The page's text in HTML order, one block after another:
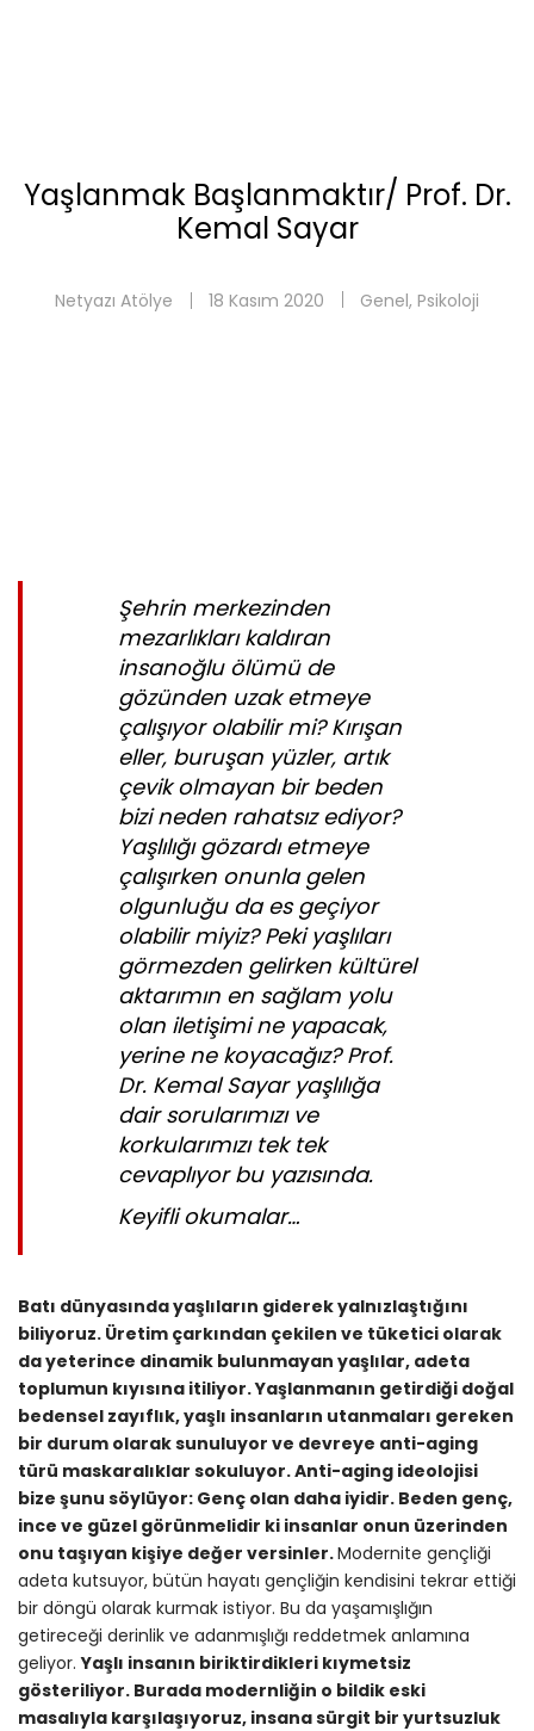
Yaşlanmak Başlanmaktır/ Prof. Dr.
Kemal Sayar
Netyazı Atölye 18 Kasım 2020 Genel, Psikoloji
Şehrin merkezinden
mezarlıkları kaldıran
insanoğlu ölümü de
gözünden uzak etmeye
çalışıyor olabilir mi? Kırışan
eller, buruşan yüzler, artık
çevik olmayan bir beden
bizi neden rahatsız ediyor?
Yaşlılığı gözardı etmeye
çalışırken onunla gelen
olgunluğu da es geçiyor
olabilir miyiz? Peki yaşlıları
görmezden gelirken kültürel
aktarımın en sağlam yolu
olan iletişimi ne yapacak,
yerine ne koyacağız? Prof.
Dr. Kemal Sayar yaşlılığa
dair sorularımızı ve
korkularımızı tek tek
cevaplıyor bu yazısında.
Keyifli okumalar…
Batı dünyasında yaşlıların giderek yalnızlaştığını
biliyoruz. Üretim çarkından çekilen ve tüketici olarak
da yeterince dinamik bulunmayan yaşlılar, adeta
toplumun kıyısına itiliyor. Yaşlanmanın getirdiği doğal
bedensel zayıflık, yaşlı insanların utanmaları gereken
bir durum olarak sunuluyor ve devreye anti-aging
türü maskaralıklar sokuluyor. Anti-aging ideolojisi
bize şunu söylüyor: Genç olan daha iyidir. Beden genç,
ince ve güzel görünmelidir ki insanlar onun üzerinden
onu taşıyan kişiye değer versinler.Modernite gençliği
adeta kutsuyor, bütün hayatı gençliğin kendisini tekrar ettiği
bir döngü olarak kurmak istiyor. Bu da yaşamışlığın
getireceği derinlik ve adanmışlığı reddetmek anlamına
geliyor.Yaşlı insanın biriktirdikleri kıymetsiz
gösteriliyor. Burada modernliğin o bildik eski
masalıyla karşılaşıyoruz, insana sürgit bir yurtsuzluk